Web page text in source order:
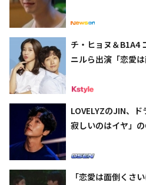
チ・ヒョヌ＆B1A4
ニルら出演「恋愛
LOVELYZのJIN、
寂しいのはイヤ」
「恋愛は面倒くさ